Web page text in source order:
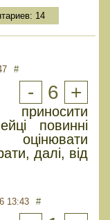
14
#
- 6 +
повинні
оцінювати
далі, від
13:43 #